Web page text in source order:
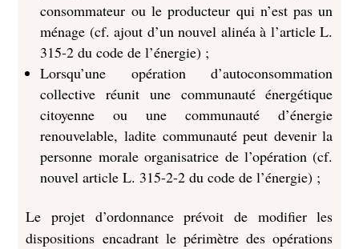
consommateur ou le producteur qui n’est pas un
ménage (cf. ajout d’un nouvel alinéa à l’article L.
315-2 du code de l’énergie) ;
Lorsqu’une opération d’autoconsommation
collective réunit une communauté énergétique
citoyenne ou une communauté d’énergie
renouvelable, ladite communauté peut devenir la
personne morale organisatrice de l’opération (cf.
nouvel article L. 315-2-2 du code de l’énergie) ;
Le projet d’ordonnance prévoit de modifier les
dispositions encadrant le périmètre des opérations